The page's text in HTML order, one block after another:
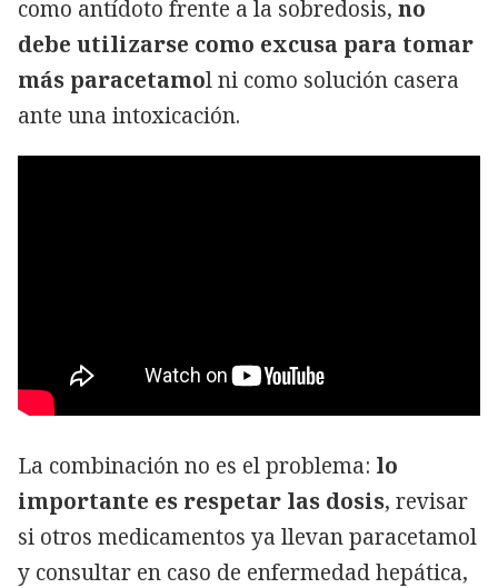
como antídoto frente a la sobredosis, no
debe utilizarse como excusa para tomar
más paracetamol ni como solución casera
ante una intoxicación.
La combinación no es el problema: lo
importante es respetar las dosis, revisar
si otros medicamentos ya llevan paracetamol
y consultar en caso de enfermedad hepática,